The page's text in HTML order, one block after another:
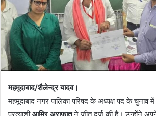
महमूदाबाद/शैलेन्द्र यादव।
महमूदाबाद नगर पालिका परिषद के अध्यक्ष पद के चुनाव में
प्रत्याशीआमिर अराफातने जीत दर्ज की है। उन्होंने